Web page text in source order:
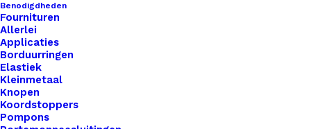
Benodigdheden
Fournituren
Allerlei
Applicaties
Borduurringen
Elastiek
Kleinmetaal
Knopen
Koordstoppers
Pompons